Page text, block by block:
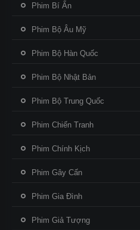
Phim Bí Ẩn
Phim Bộ Âu Mỹ
Phim Bộ Hàn Quốc
Phim Bộ Nhật Bản
Phim Bộ Trung Quốc
Phim Chiến Tranh
Phim Chính Kịch
Phim Gây Cấn
Phim Gia Đình
Phim Giả Tượng